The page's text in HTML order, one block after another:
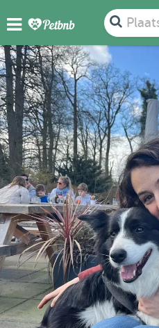
FOTO'S DETAILS BESCHIKBAARHEID
KAART